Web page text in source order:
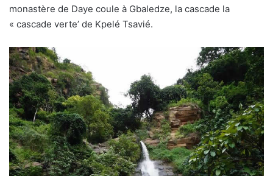
monastère de Daye coule à Gbaledze, la cascade la
« cascade verte’ de Kpelé Tsavié.